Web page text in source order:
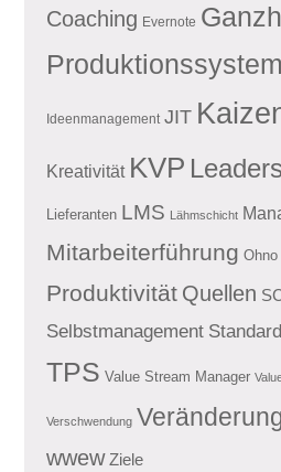
Coaching Evernote
Ideenmanagement JIT
Kreativität KVP
Lieferanten LMS Lähmschicht
Mitarbeiterführung Ohno
Produktivität Quellen
Selbstmanagement
TPS Value Stream Manager
Verschwendung
wwew Ziele